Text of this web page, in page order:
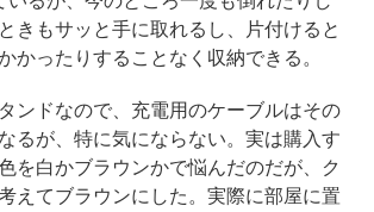
きもサッと手に取れるし、片付けると
かったりすることなく収納できる。
ンドなので、充電用のケーブルはその
るが、特に気にならない。実は購入す
を白かブラウンかで悩んだのだが、ク
えてブラウンにした。実際に部屋に置